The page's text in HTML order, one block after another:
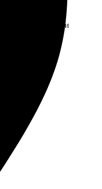
Качество печати